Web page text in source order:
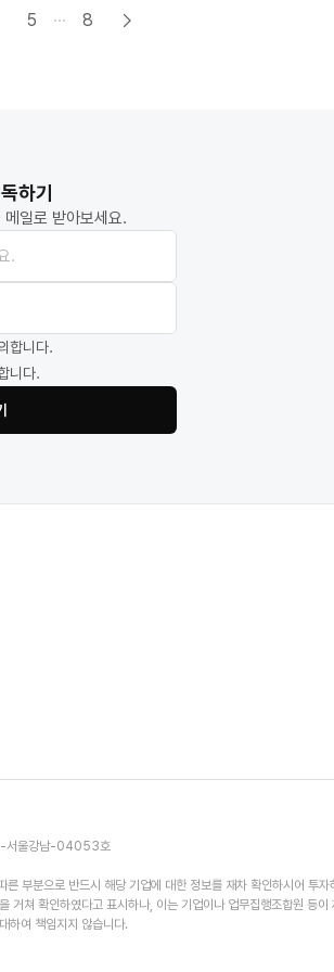
5 8
하기
일로 받아보세요.
합니다.
니다.
서울강남-04053호
부분으로 반드시 해당 기업에 대한 정보를 재차 확인하시어 투
쳐 확인하였다고 표시하나, 이는 기업이나 업무집행조합원 등
하여 책임지지 않습니다.